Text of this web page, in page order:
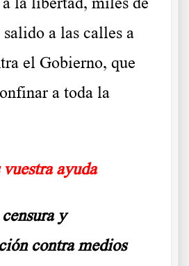
salido a las calles a
el Gobierno, que
a toda la
ayuda
y
contra medios